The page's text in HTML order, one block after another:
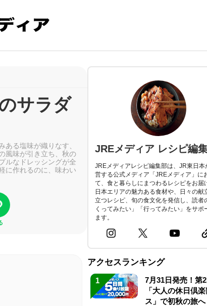
サラダ
る塩味が織りなす、
風味が引き立ち、秋の
ルなドレッシングが全
に作れるのに、味わい
JREメディア レシピ編
JREメディアレシピ編集部は、JR東日本
営する公式メディア「JREメディア」に
て、食と暮らしにまつわるレシピをお届
日本エリアの魅力ある食材や、日々の献
立つレシピ、旬の食文化を発信し、読者
くってみたい」「行ってみたい」をサポ
ます。
アクセスランキング
1
7月31日発売！第
「大人の休日倶
ス」で初秋の旅へ